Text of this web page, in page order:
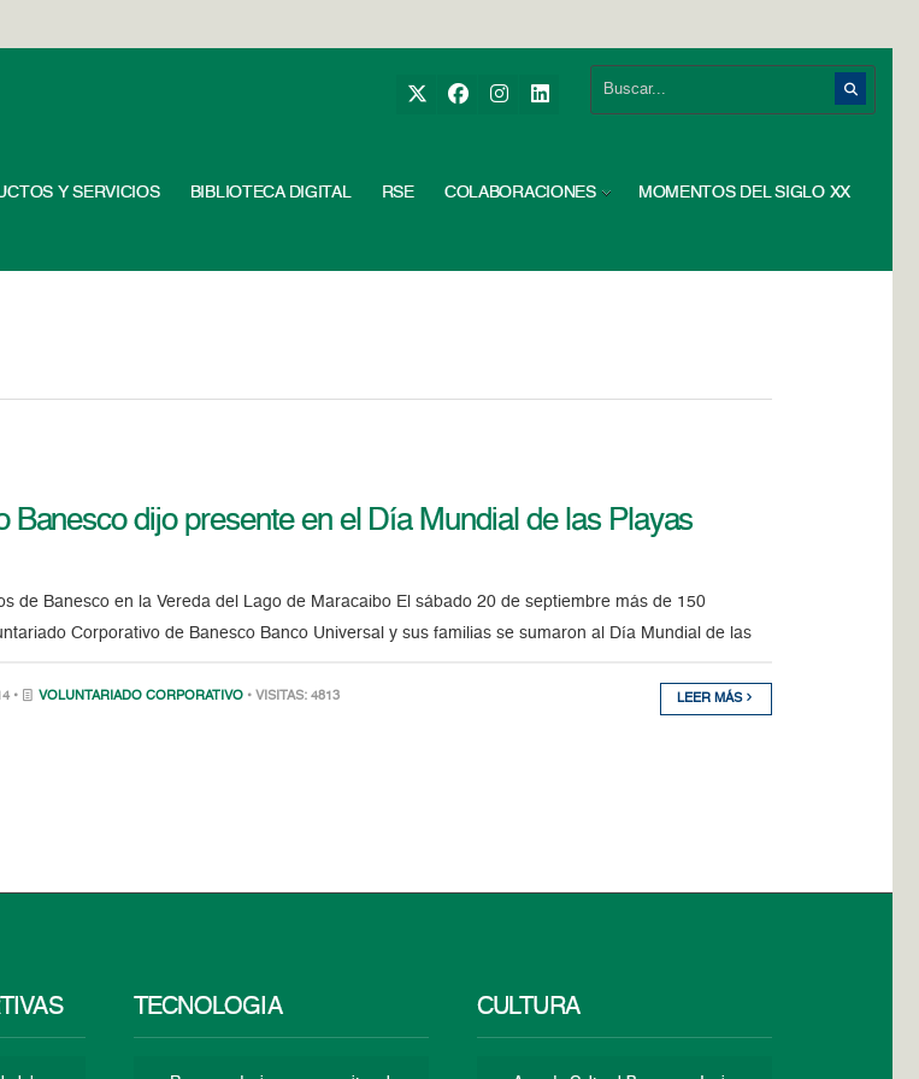
Y SERVICIOS BIBLIOTECA DIGITAL RSE COLABORACIONES MOMENTOS DEL SIGLO XX
Banesco dijo presente en el Día Mundial de las Playas
de Banesco en la Vereda del Lago de Maracaibo El sábado 20 de septiembre más de 150
Corporativo de Banesco Banco Universal y sus familias se sumaron al Día Mundial de las
• VOLUNTARIADO CORPORATIVO • VISITAS: 4813 LEER MÁS
TECNOLOGÍA CULTURA